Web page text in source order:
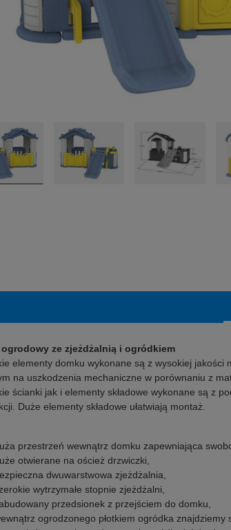
ogrodowy ze zjeżdżalnią i ogródkiem
elementy domku wykonane są z wysokiej jakości
na uszkodzenia mechaniczne w porównaniu z
ścianki jak i elementy składowe wykonane są z
Duże elementy składowe ułatwiają montaż.
przestrzeń wewnątrz domku zapewniająca
otwierane na oścież drzwiczki,
dwuwarstwowa zjeżdżalnia,
wytrzymałe stopnie zjeżdżalni,
przedsionek z przejściem do domku,
ogrodzonego płotkiem ogródka znajdziemy